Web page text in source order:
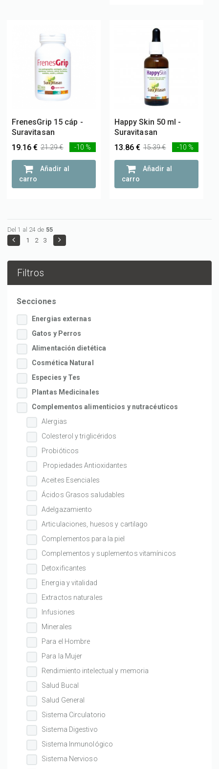
FrenesGrip 15 cáp -
Suravitasan
19.16 € 21.29 € -10 %
Añadir al
carro
Happy Skin 50 ml -
Suravitasan
13.86 € 15.39 € -10 %
Añadir al
carro
Del 1 al 24 de 55
1
2 3
Filtros
Secciones
Energias externas
Gatos y Perros
Alimentación dietética
Cosmética Natural
Especies y Tes
Plantas Medicinales
Complementos alimenticios y nutracéuticos
Alergias
Colesterol y triglicéridos
Probióticos
Propiedades Antioxidantes
Aceites Esenciales
Ácidos Grasos saludables
Adelgazamiento
Articulaciones, huesos y cartilago
Complementos para la piel
Complementos y suplementos vitamínicos
Detoxificantes
Energia y vitalidad
Extractos naturales
Infusiones
Minerales
Para el Hombre
Para la Mujer
Rendimiento intelectual y memoria
Salud Bucal
Salud General
Sistema Circulatorio
Sistema Digestivo
Sistema Inmunológico
Sistema Nervioso